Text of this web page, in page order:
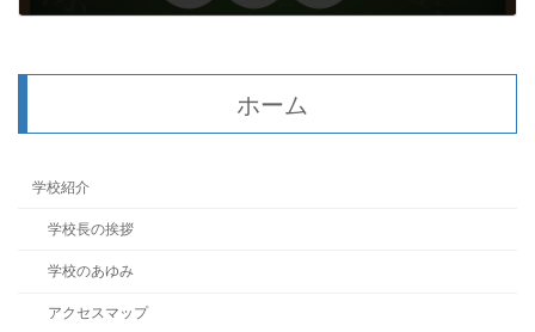
ホーム
学校紹介
学校長の挨拶
学校のあゆみ
アクセスマップ